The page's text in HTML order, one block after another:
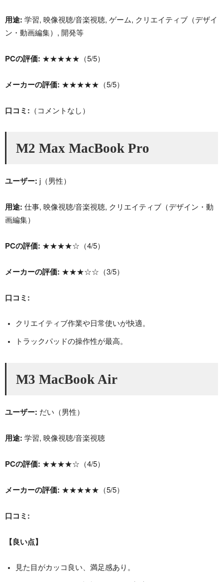
用途: 学習, 映像視聴/音楽視聴, ゲーム, クリエイティブ（デザイ
ン・動画編集）, 開発等
PCの評価: ★★★★★（5/5）
メーカーの評価: ★★★★★（5/5）
口コミ: （コメントなし）
M2 Max MacBook Pro
ユーザー: j（男性）
用途: 仕事, 映像視聴/音楽視聴, クリエイティブ（デザイン・動
画編集）
PCの評価: ★★★★☆（4/5）
メーカーの評価: ★★★☆☆（3/5）
口コミ:
クリエイティブ作業や日常使いが快適。
トラックパッドの操作性が最高。
M3 MacBook Air
ユーザー: だい（男性）
用途: 学習, 映像視聴/音楽視聴
PCの評価: ★★★★☆（4/5）
メーカーの評価: ★★★★★（5/5）
口コミ:
【良い点】
見た目がカッコ良い、満足感あり。